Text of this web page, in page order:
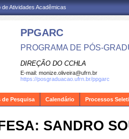
Atividades Acadêmicas
PPGARC
PROGRAMA DE PÓS-
DIREÇÃO DO CCHLA
E-mail: monize.oliveira@ufrn.br
https://posgraduacao.ufrn.br/ppgarc
de Pesquisa Calendário Processos
SANDRO